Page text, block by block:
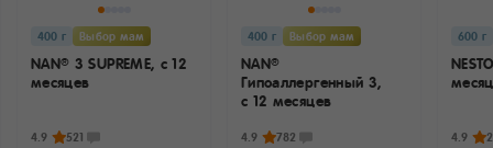
400 г Выбор мам
NAN® 3 SUPREME, с 12
месяцев
4.9 521
400 г Выбор мам
NAN®
Гипоаллергенный 3,
с 12 месяцев
4.9 782
600 г
4.9